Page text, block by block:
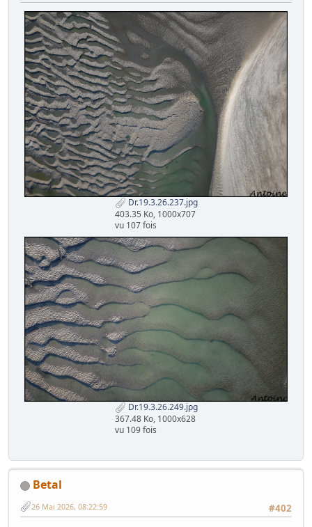
Dr.19.3.26.237.jpg
403.35 Ko, 1000x707
vu 107 fois
Dr.19.3.26.249.jpg
367.48 Ko, 1000x628
vu 109 fois
Betal
#402
26 Mai 2026, 08:22:59